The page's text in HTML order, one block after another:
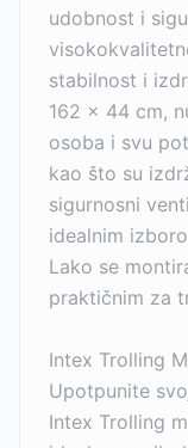
udobnost i
stabilnost i
162 x 44 cm,
osoba i svu
kao što su
sigurnosni
idealnim
Lako se
praktičnim za
Intex Trolling
Upotpunite
Intex Trolling